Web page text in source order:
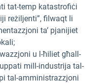
tat-temp katastrofiċi
reżiljenti”, filwaqt li
ta’ pjanijiet
u l-ħiliet għall-
mill-industrija tal-
tal-amministrazzjoni